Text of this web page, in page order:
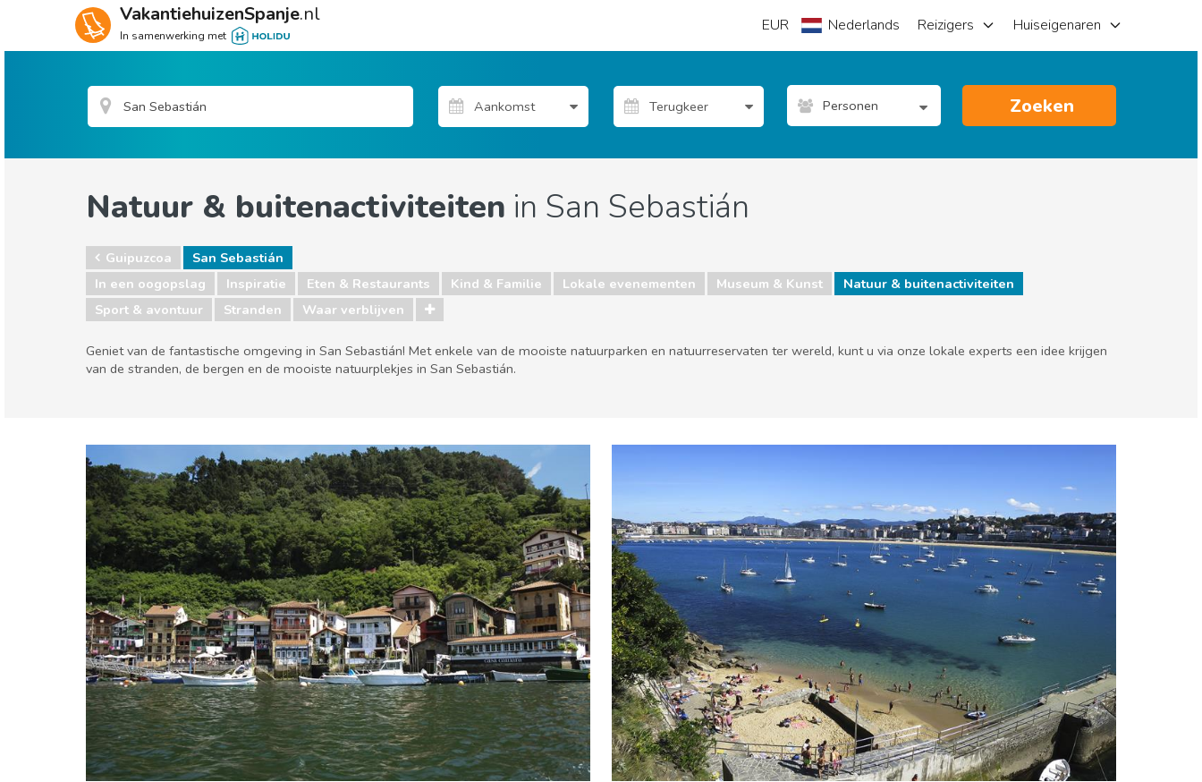
VakantiehuizenSpanje.nl
In samenwerking met
EUR Nederlands Reizigers Huiseigenaren
Personen Zoeken
Natuur & buitenactiviteiten in San Sebastián
Guipuzcoa
San Sebastián
In een oogopslag
Inspiratie Eten & Restaurants Kind & Familie Lokale evenementen Museum & Kunst
Natuur & buitenactiviteiten
Sport & avontuur
Stranden Waar verblijven
Geniet van de fantastische omgeving in San Sebastián! Met enkele van de mooiste natuurparken en natuurreservaten ter wereld, kunt u via onze lokale experts een idee krijgen
van de stranden, de bergen en de mooiste natuurplekjes in San Sebastián.
Eten & Restaurants
Kind & Familie Lokale evenementen Museum & Kunst
Waar verblijven